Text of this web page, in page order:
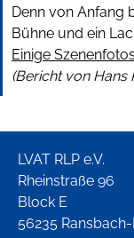
Denn von Anfang
Bühne und ein
Einige Szenenfotos
(Bericht von Hans
LVAT RLP e.V.
Rheinstraße 96
Block E
56235